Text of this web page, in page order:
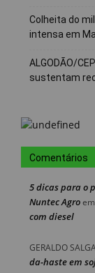
Colheita do
intensa em
ALGODÃO/
sustentam
Comentários
5 dicas para o
Nuntec Agroem
com diesel
GERALDO
da-haste em